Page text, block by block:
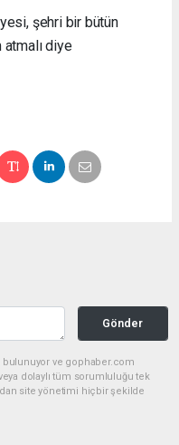
şehri bir bütün
atmalı diye
Gönder
bulunuyor ve gophaber.com
dolaylı tüm sorumluluğu tek
site yönetimi hiçbir şekilde